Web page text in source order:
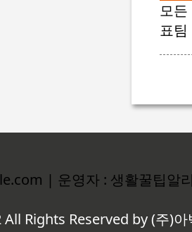
모든
표팀
| 운영자 : 생활꿀팁알
Rights Reserved by (주)아